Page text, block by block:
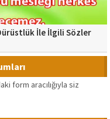
İle İlgili Sözler
form aracılığıyla siz